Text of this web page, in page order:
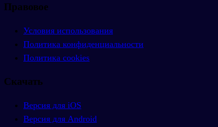
Правовое
Условия использования
Политика конфиденциальности
Политика cookies
Скачать
Версия для iOS
Версия для Android